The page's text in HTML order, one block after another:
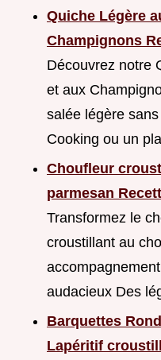
Quiche Légère
Champignons
Découvrez notre
et aux
salée légère
Cooking ou un
Choufleur
parmesan
Transformez le
croustillant au
audacieux Des
Barquettes
Lapéritif